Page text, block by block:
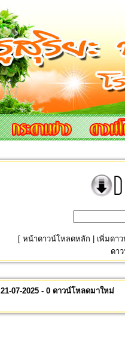
[ หน้าดาวน์โหลดหลัก
เพิ่มดา
ดา
21-07-2025 - 0 ดาวน์โหลดมาใหม่